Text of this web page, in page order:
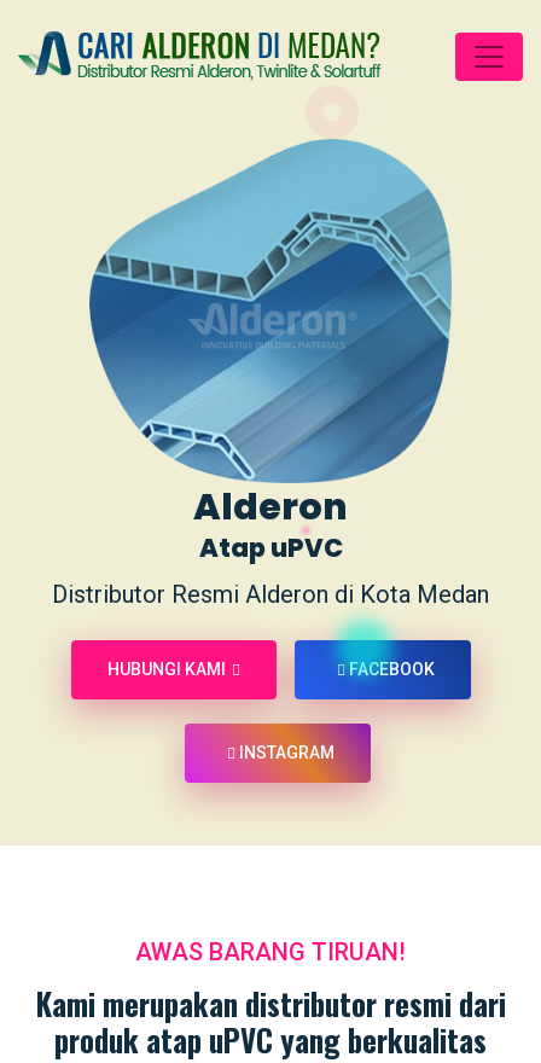
Alderon
Atap uPVC
Distributor Resmi Alderon di Kota Medan
HUBUNGI KAMI FACEBOOK
INSTAGRAM
AWAS BARANG TIRUAN!
Kami merupakan distributor resmi dari
produk atap uPVC yang berkualitas